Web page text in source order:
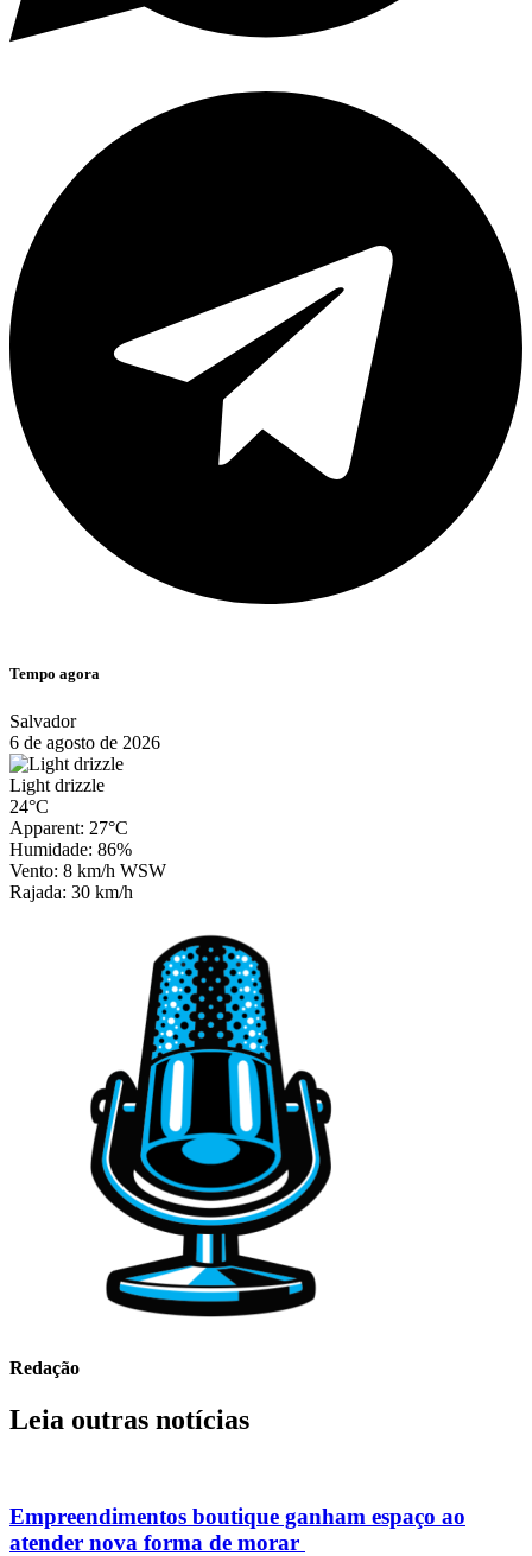
Tempo agora
Salvador
6 de agosto de 2026
Light drizzle
24°C
Apparent: 27°C
Humidade: 86%
Vento: 8 km/h WSW
Rajada: 30 km/h
Redação
Leia outras notícias
Empreendimentos boutique ganham espaço ao
atender nova forma de morar